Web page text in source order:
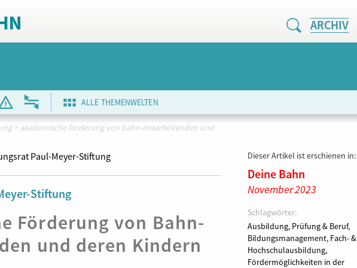
ARCHIV
ALLE THEMENWELTEN
>akademische förderung von bahn-mitarbeitenden und
Paul-Meyer-Stiftung
Stiftung
Förderung von Bahn-
und deren Kindern
Dieser Artikel ist erschienen in:
Deine Bahn
November 2023
Schlagwörter:
Ausbildung, Prüfung & Beruf,
Bildungsmanagement, Fach- &
Hochschulausbildung,
Fördermöglichkeiten in der